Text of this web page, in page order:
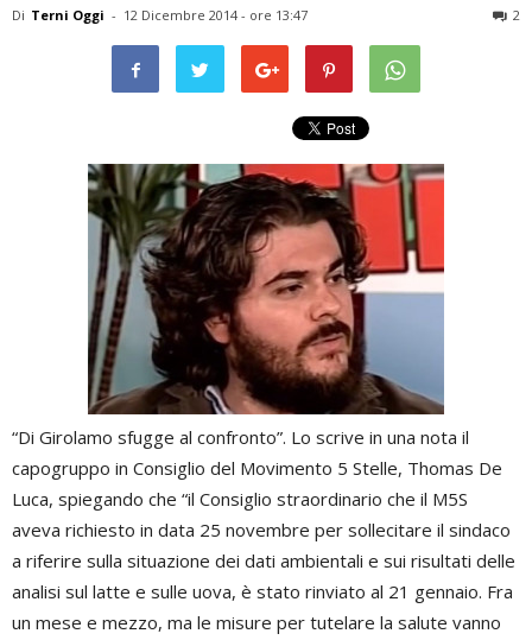
Di Terni Oggi - 12 Dicembre 2014 - ore 13:47 2
“Di Girolamo sfugge al confronto”. Lo scrive in una nota il
capogruppo in Consiglio del Movimento 5 Stelle, Thomas De
Luca, spiegando che “il Consiglio straordinario che il M5S
aveva richiesto in data 25 novembre per sollecitare il sindaco
a riferire sulla situazione dei dati ambientali e sui risultati delle
analisi sul latte e sulle uova, è stato rinviato al 21 gennaio. Fra
un mese e mezzo, ma le misure per tutelare la salute vanno